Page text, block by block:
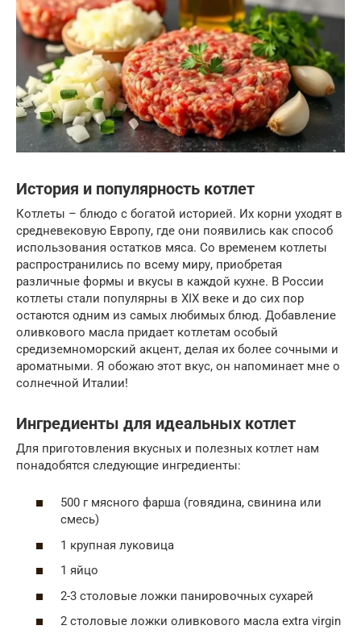
История и популярность котлет
Котлеты – блюдо с богатой историей. Их корни уходят в
средневековую Европу, где они появились как способ
использования остатков мяса. Со временем котлеты
распространились по всему миру, приобретая
различные формы и вкусы в каждой кухне. В России
котлеты стали популярны в XIX веке и до сих пор
остаются одним из самых любимых блюд. Добавление
оливкового масла придает котлетам особый
средиземноморский акцент, делая их более сочными и
ароматными. Я обожаю этот вкус, он напоминает мне о
солнечной Италии!
Ингредиенты для идеальных котлет
Для приготовления вкусных и полезных котлет нам
понадобятся следующие ингредиенты:
500 г мясного фарша (говядина, свинина или
смесь)
1 крупная луковица
1 яйцо
2-3 столовые ложки панировочных сухарей
2 столовые ложки оливкового масла extra virgin